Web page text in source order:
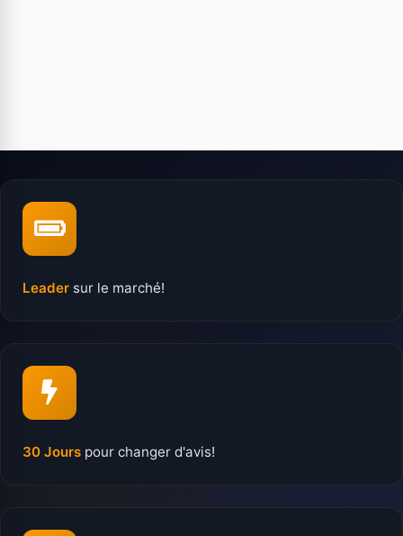
Leader sur le marché!
30 Jours pour changer d'avis!